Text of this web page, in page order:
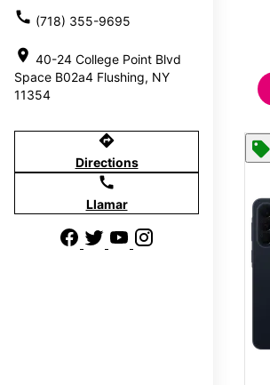
call (718) 355-9695
location_on 40-24 College Point Blvd
Space B02a4 Flushing, NY
11354
directions
Directions
call
Llamar